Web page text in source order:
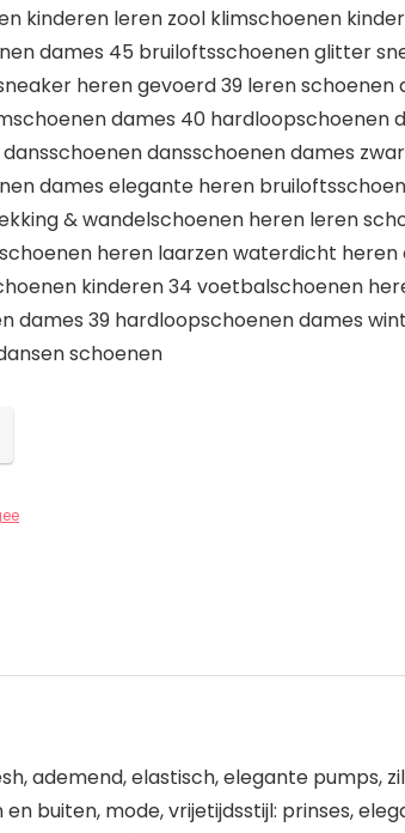
kinderen leren zool klimschoenen
dames 45 bruiloftsschoenen glitter
heren gevoerd 39 leren schoenen
dames 40 hardloopschoenen
dansschoenen dames
dames elegante heren
& wandelschoenen heren leren
heren laarzen waterdicht
kinderen 34 voetbalschoenen
dames 39 hardloopschoenen dames
schoenen
ademend, elastisch, elegante pumps,
buiten, mode, vrijetijdsstijl: prinses,